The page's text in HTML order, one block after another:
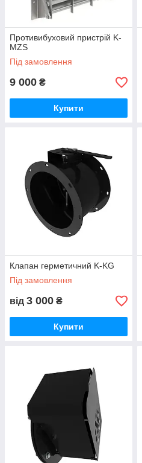
Противибуховий пристрій K-
MZS
Під замовлення
9 000 ₴
Купити
Клапан герметичний K-KG
Під замовлення
від 3 000 ₴
Купити